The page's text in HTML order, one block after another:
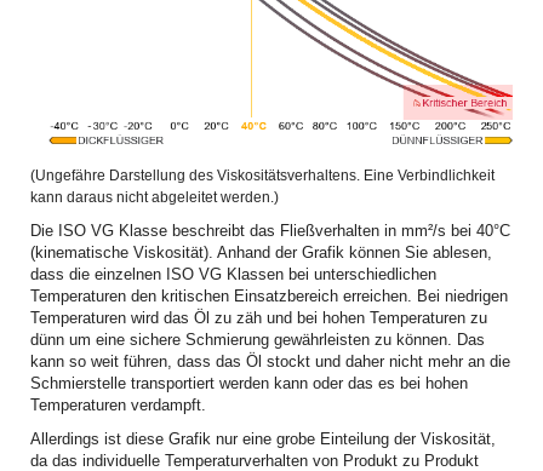
(Ungefähre Darstellung des Viskositätsverhaltens. Eine Verbindlichkeit
kann daraus nicht abgeleitet werden.)
Die ISO VG Klasse beschreibt das Fließverhalten in mm²/s bei 40°C
(kinematische Viskosität). Anhand der Grafik können Sie ablesen,
dass die einzelnen ISO VG Klassen bei unterschiedlichen
Temperaturen den kritischen Einsatzbereich erreichen. Bei niedrigen
Temperaturen wird das Öl zu zäh und bei hohen Temperaturen zu
dünn um eine sichere Schmierung gewährleisten zu können. Das
kann so weit führen, dass das Öl stockt und daher nicht mehr an die
Schmierstelle transportiert werden kann oder das es bei hohen
Temperaturen verdampft.
Allerdings ist diese Grafik nur eine grobe Einteilung der Viskosität,
da das individuelle Temperaturverhalten von Produkt zu Produkt